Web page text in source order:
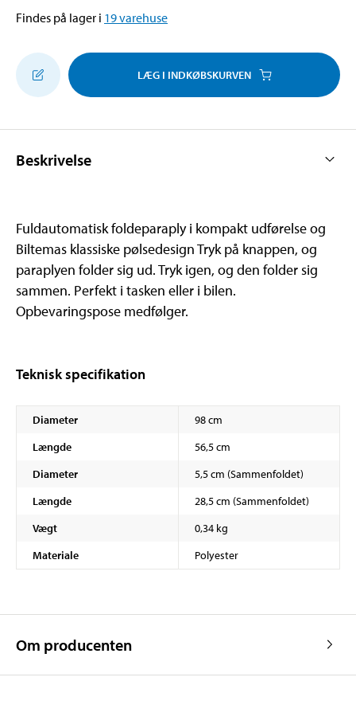
Findes på lager i 19varehuse
LÆG I INDKØBSKURVEN
Beskrivelse
Fuldautomatisk foldeparaply i kompakt udførelse og
Biltemas klassiske pølsedesign Tryk på knappen, og
paraplyen folder sig ud. Tryk igen, og den folder sig
sammen. Perfekt i tasken eller i bilen.
Opbevaringspose medfølger.
Teknisk specifikation
Diameter
98 cm
Længde
56,5 cm
Diameter
5,5 cm (Sammenfoldet)
Længde
28,5 cm (Sammenfoldet)
Vægt
0,34 kg
Materiale
Polyester
Om producenten